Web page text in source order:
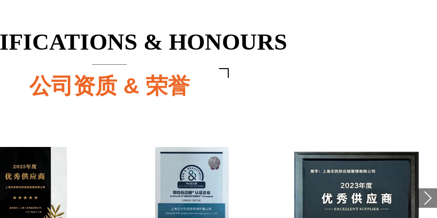
& HONOURS
公司资质 & 荣誉